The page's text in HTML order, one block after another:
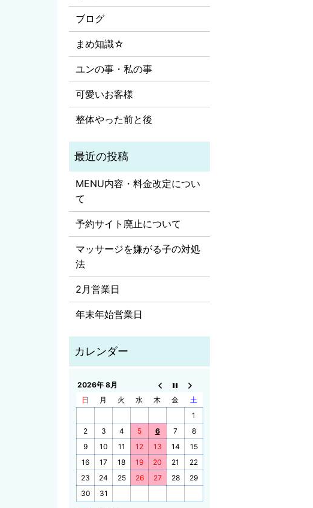
ブログ
まめ知識☆
ユンの事・私の事
可愛いお客様
整体やった前と後
MENU内容・料金改定につい
て
予約サイト廃止について
マッサージを嫌がる子の対処
法
2月営業日
年末年始営業日
2026年 8月
日
月 火 水 木 金
土
1
2
3 4 5 6 7
8
9
10 11 12 13 14
15
16
17 18 19 20 21
22
23
24 25 26 27 28
29
30
31